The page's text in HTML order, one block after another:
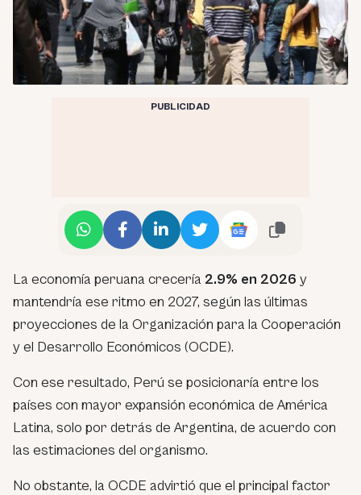
PUBLICIDAD
La economía peruana crecería 2.9% en 2026 y
mantendría ese ritmo en 2027, según las últimas
proyecciones de la Organización para la Cooperación
y el Desarrollo Económicos (OCDE).
Con ese resultado, Perú se posicionaría entre los
países con mayor expansión económica de América
Latina, solo por detrás de Argentina, de acuerdo con
las estimaciones del organismo.
No obstante, la OCDE advirtió que el principal factor